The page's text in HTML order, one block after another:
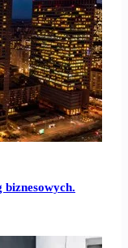
biznesowych.